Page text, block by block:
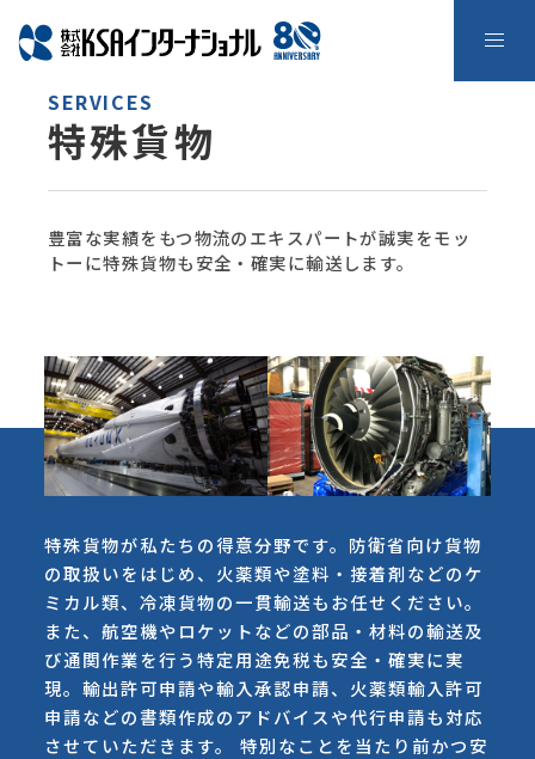
SERVICES
特殊貨物
豊富な実績をもつ物流のエキスパートが誠実をモッ
トーに特殊貨物も安全・確実に輸送します。
特殊貨物が私たちの得意分野です。防衛省向け貨物
の取扱いをはじめ、火薬類や塗料・接着剤などのケ
ミカル類、冷凍貨物の一貫輸送もお任せください。
また、航空機やロケットなどの部品・材料の輸送及
び通関作業を行う特定用途免税も安全・確実に実
現。輸出許可申請や輸入承認申請、火薬類輸入許可
申請などの書類作成のアドバイスや代行申請も対応
させていただきます。 特別なことを当たり前かつ安